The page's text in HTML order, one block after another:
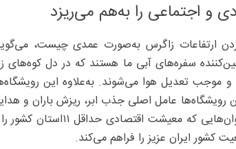
و اجتماعی را به‌هم می‌ریزد
ارتفاعات زاگرس به‌صورت عمدی چیست،
سفره‌های آبی ما هستند که در دل کوه‌های
موجب تعدیل هوا می‌شوند. به‌علاوه این
رویشگاه‌ها عامل اصلی جذب ابر، ریزش باران و
زیرین زمین برای تغذیه آبخوان‌ها هستند.
کشور ایران عزیز را فراهم می‌کند.